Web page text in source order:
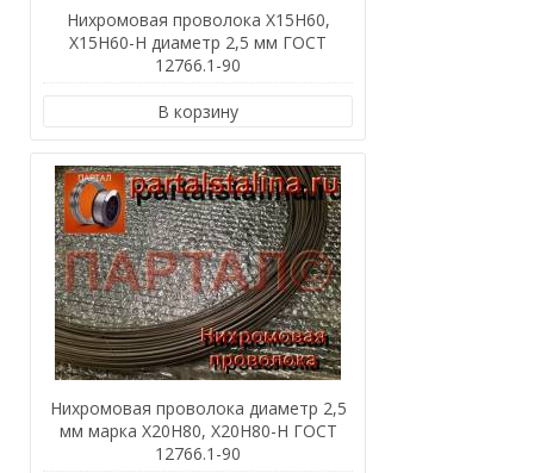
Нихромовая проволока Х15Н60,
Х15Н60-Н диаметр 2,5 мм ГОСТ
12766.1-90
В корзину
Нихромовая проволока диаметр 2,5
мм марка Х20Н80, Х20Н80-Н ГОСТ
12766.1-90